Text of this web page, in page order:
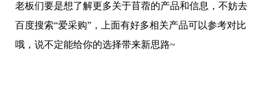
老板们要是想了解更多关于苜蓿的产品和信息，不妨去
百度搜索“爱采购”，上面有好多相关产品可以参考对比
哦，说不定能给你的选择带来新思路~